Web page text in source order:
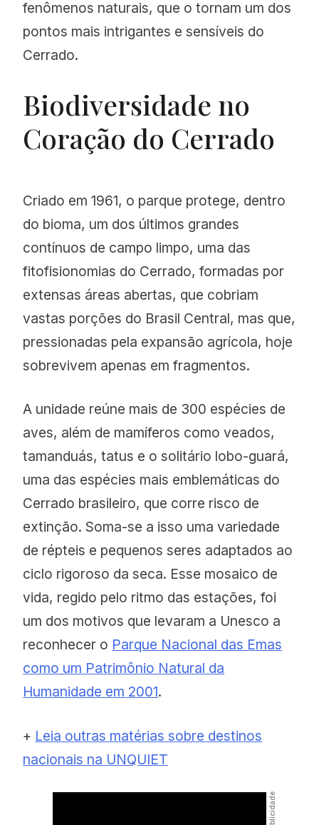
fenômenos naturais, que o tornam um dos
pontos mais intrigantes e sensíveis do
Cerrado.
Biodiversidade no
Coração do Cerrado
Criado em 1961, o parque protege, dentro
do bioma, um dos últimos grandes
contínuos de campo limpo, uma das
fitofisionomias do Cerrado, formadas por
extensas áreas abertas, que cobriam
vastas porções do Brasil Central, mas que,
pressionadas pela expansão agrícola, hoje
sobrevivem apenas em fragmentos.
A unidade reúne mais de 300 espécies de
aves, além de mamíferos como veados,
tamanduás, tatus e o solitário lobo-guará,
uma das espécies mais emblemáticas do
Cerrado brasileiro, que corre risco de
extinção. Soma-se a isso uma variedade
de répteis e pequenos seres adaptados ao
ciclo rigoroso da seca. Esse mosaico de
vida, regido pelo ritmo das estações, foi
um dos motivos que levaram a Unesco a
reconhecer o Parque Nacional das Emas
como um Patrimônio Natural da
Humanidade em 2001.
+ Leia outras matérias sobre destinos
nacionais na UNQUIET